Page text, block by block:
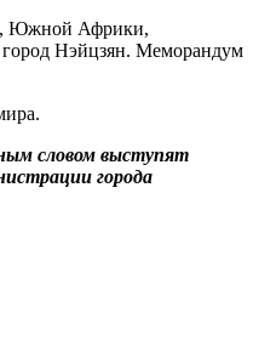
Южной Африки,
Нэйцзян. Меморандум
словом выступят
города